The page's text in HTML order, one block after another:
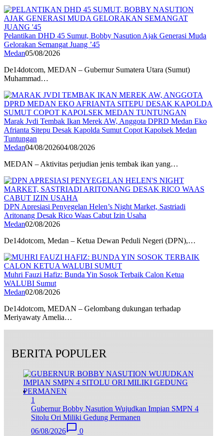
Pelantikan DHD 45 Sumut, Bobby Nasution Ajak Generasi Muda
Gelorakan Semangat Juang ’45
Medan05/08/2026
De14dotcom, MEDAN – Gubernur Sumatera Utara (Sumut)
Muhammad…
Marak Jvdi Tembak Ikan Merek AW, Anggota DPRD Medan Eko
Afrianta Sitepu Desak Kapolda Sumut Copot Kapolsek Medan
Tuntungan
Medan04/08/202604/08/2026
MEDAN – Aktivitas perjudian jenis tembak ikan yang…
DPN Apresiasi Penyegelan Helen’s Night Market, Sastriadi
Aritonang Desak Rico Waas Cabut Izin Usaha
Medan02/08/2026
De14dotcom, Medan – Ketua Dewan Peduli Negeri (DPN),…
Muhri Fauzi Hafiz: Bunda Yin Sosok Terbaik Calon Ketua
WALUBI Sumut
Medan02/08/2026
De14dotcom, MEDAN – Gelombang dukungan terhadap
Meriyawaty Amelia…
BERITA POPULER
1
Gubernur Bobby Nasution Wujudkan Impian SMPN 4
Sitolu Ori Miliki Gedung Permanen
06/08/2026
0